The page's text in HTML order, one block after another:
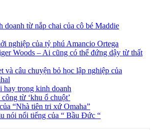
doanh từ nắp chai của cô bé Maddie
nghiệp của tỷ phú Amancio Ortega
Woods – Ai cũng có thể đứng dậy từ thất
và câu chuyện bỏ học lập nghiệp của
hay trong kinh doanh
từ ‘khu ổ chuột’
“Nhà tiên tri xứ Omaha”
nói nổi tiếng của “ Bầu Đức “